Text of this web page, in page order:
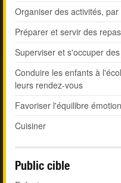
Organiser des activités,
Préparer et servir des
Superviser et s'occuper
Conduire les enfants à
leurs rendez-vous
Favoriser l'équilibre
Cuisiner
Public cible